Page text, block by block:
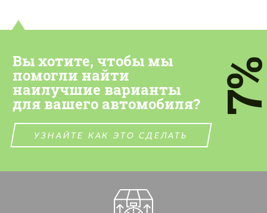
Вы хотите, чтобы мы
помогли найти
наилучшие варианты
для вашего автомобиля?
УЗНАЙТЕ КАК ЭТО СДЕЛАТЬ